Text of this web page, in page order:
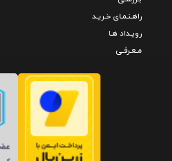
راهـنـمـای خـریـد
رویـداد هـا
مـعـرفـی